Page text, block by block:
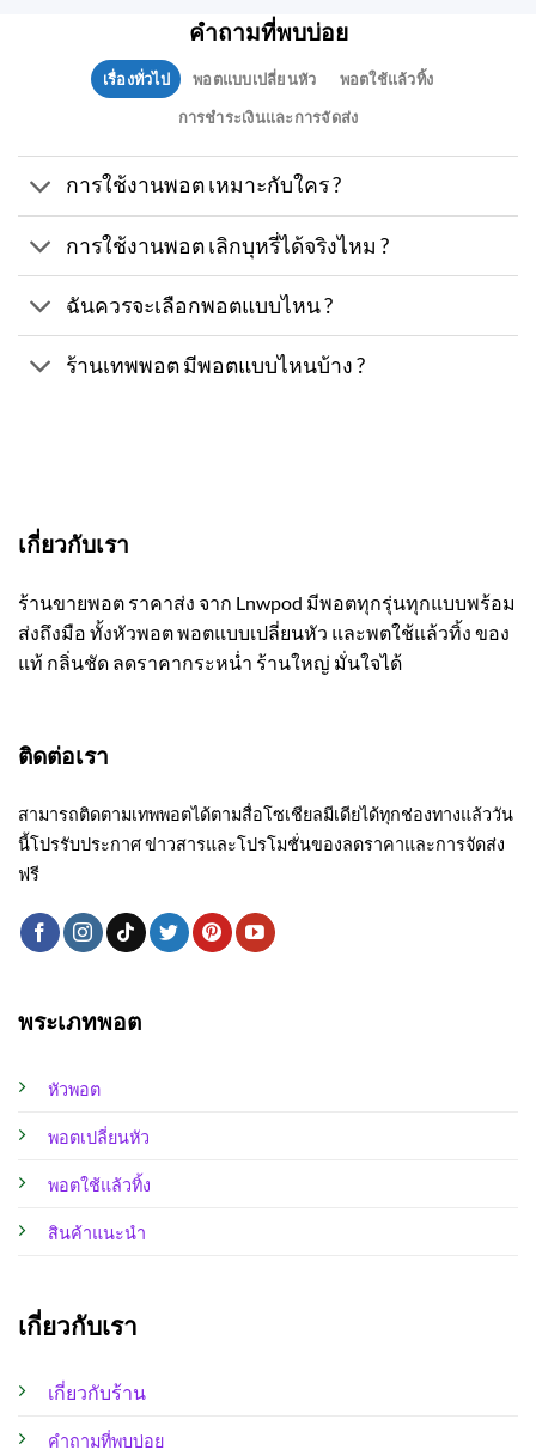
คำถามที่พบบ่อย
เรื่องทั่วไป พอตแบบเปลี่ยนหัว
พอตใช้แล้วทิ้ง
การชำระเงินและการจัดส่ง
การใช้งานพอต เหมาะกับใคร ?
การใช้งานพอต เลิกบุหรี่ได้จริงไหม ?
ฉันควรจะเลือกพอตแบบไหน ?
ร้านเทพพอต มีพอตแบบไหนบ้าง ?
เกี่ยวกับเรา
ร้านขายพอต ราคาส่ง จาก Lnwpod มีพอตทุกรุ่นทุกแบบพร้อม
ส่งถึงมือ ทั้งหัวพอต พอตแบบเปลี่ยนหัว และพตใช้แล้วทิ้ง ของ
แท้ กลิ่นชัด ลดราคากระหน่ำ ร้านใหญ่ มั่นใจได้
พระเภทพอต
หัวพอต
พอตเปลี่ยนหัว
พอตใช้แล้วทิ้ง
สินค้าแนะนำ
เกี่ยวกับเรา
เกี่ยวกับร้าน
คำถามที่พบบ่อย
ติดต่อเรา
สามารถติดตามเทพพอตได้ตามสื่อโซเชียลมีเดียได้ทุกช่องทางแล้ววัน
นี้โปรรับประกาศ ข่าวสารและโปรโมชั่นของลดราคาและการจัดส่ง
ฟรี